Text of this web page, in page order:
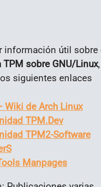
información útil sobre
TPM sobre GNU/Linux
siguientes enlaces
Wiki de Arch Linux
TPM.Dev
TPM2-Software
Manpages